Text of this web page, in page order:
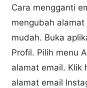
Cara mengganti
mengubah
mudah. Buka
Profil. Pilih menu
alamat email. Klik
alamat email